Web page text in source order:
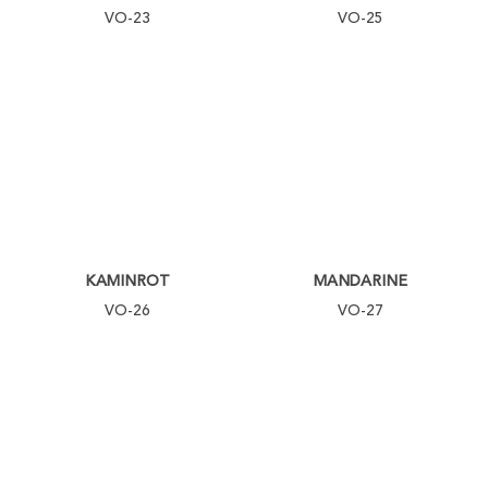
VO-23
VO-25
KAMINROT
VO-26
MANDARINE
VO-27